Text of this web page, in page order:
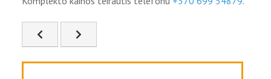
Ankstesnis straipsnis: FSD-06
Kitas straipsnis: FSD-08